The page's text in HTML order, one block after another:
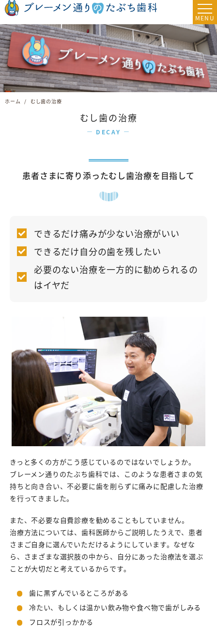
ホーム むし歯の治療
むし歯の治療
DECAY
患者さまに寄り添ったむし歯治療を目指して
できるだけ痛みが少ない治療がいい
できるだけ自分の歯を残したい
必要のない治療を一方的に勧められるの
はイヤだ
きっと多くの方がこう感じているのではないでしょうか。
ブレーメン通りのたぶち歯科では、このような患者さまの気
持ちと向き合い、不必要に歯を削らずに痛みに配慮した治療
を行ってきました。
また、不必要な自費診療を勧めることもしていません。
治療方法については、歯科医師からご説明したうえで、患者
さまご自身に選んでいただけるようにしています。なぜな
ら、さまざまな選択肢の中から、自分にあった治療法を選ぶ
ことが大切だと考えているからです。
歯に黒ずんでいるところがある
冷たい、もしくは温かい飲み物や食べ物で歯がしみる
フロスが引っかかる